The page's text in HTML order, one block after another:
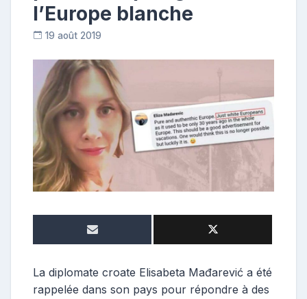
l’Europe blanche
19 août 2019
o
n
t
r
u
r
i
La diplomate croate Elisabeta Mađarević a été
rappelée dans son pays pour répondre à des